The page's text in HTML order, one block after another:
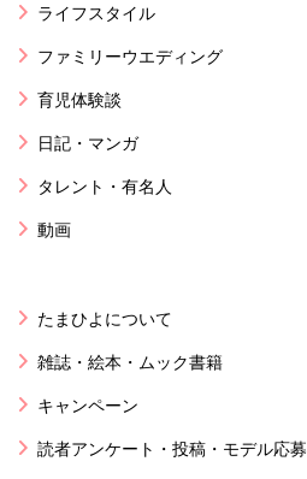
ライフスタイル
ファミリーウエディング
育児体験談
日記・マンガ
タレント・有名人
動画
たまひよについて
雑誌・絵本・ムック書籍
キャンペーン
読者アンケート・投稿・モデル応募